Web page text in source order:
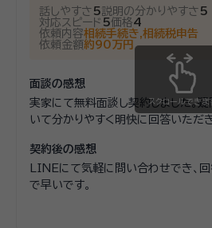
話しやすさ 5説明の分かりやすさ 5
対応スピード 5価格4
依頼内容相続手続き,相続税申告
依頼金額約90万円
面談の感想
実家にて無料面談し契約しました。
いて分かりやすく明快に回答いただき
契約後の感想
LINEにて気軽に問い合わせでき、
で早いです。
スクロールできま